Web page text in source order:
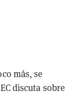
más, se
discuta sobre